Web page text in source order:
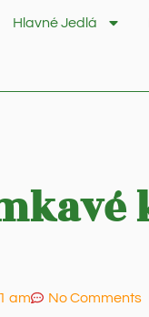
Hlavné Jedlá
am No Comments